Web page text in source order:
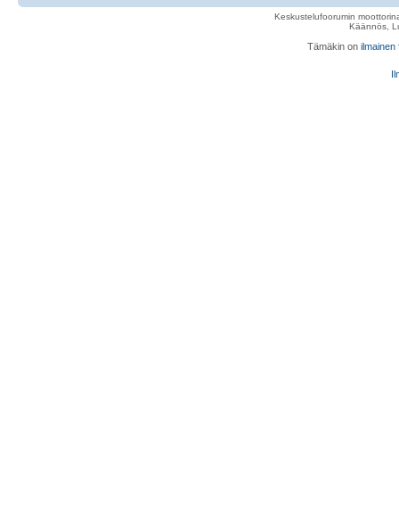
Keskustelufoorumin
Käännös,
Tämäkin on ilmainen